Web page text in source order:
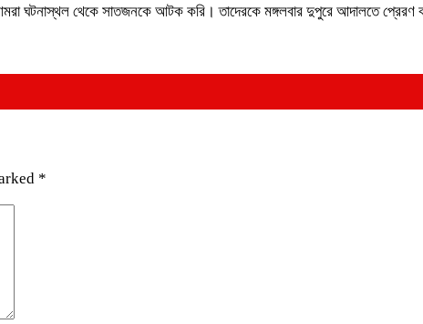
ঘটনাস্থল থেকে সাতজনকে আটক করি। তাদেরকে মঙ্গলবার দুপুরে আদালতে প্রেরণ
*